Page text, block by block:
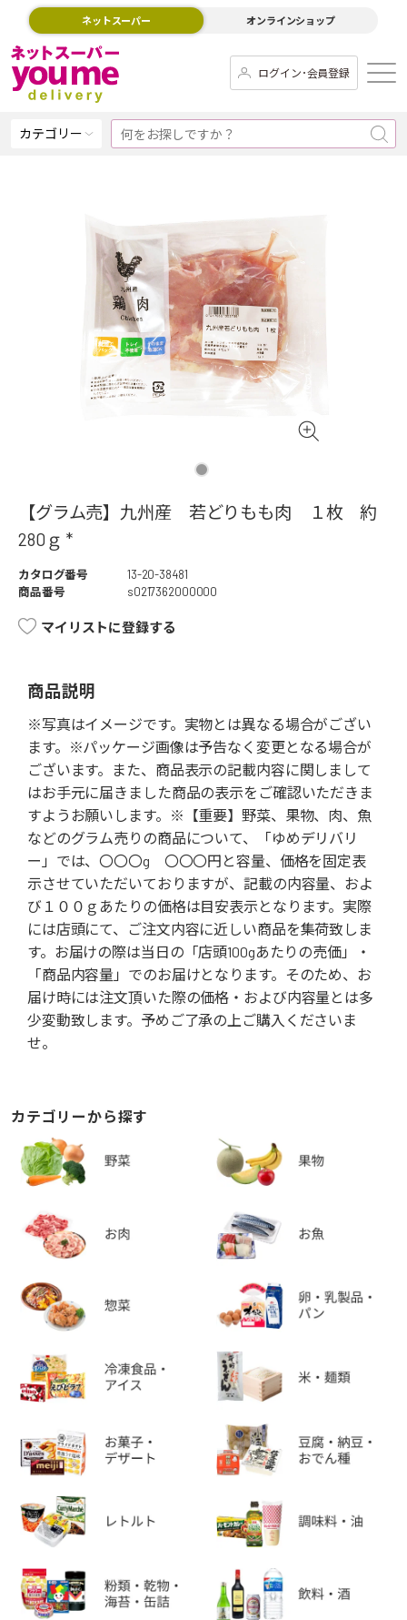
ネットスーパー オンラインショップ
ログイン･会員登録
カテゴリー
【グラム売】九州産 若どりもも肉 １枚 約
280ｇ *
カタログ番号
13-20-38481
商品番号
s0217362000000
マイリストに登録する
商品説明
※写真はイメージです。実物とは異なる場合がござい
ます。※パッケージ画像は予告なく変更となる場合が
ございます。また、商品表示の記載内容に関しまして
はお手元に届きました商品の表示をご確認いただきま
すようお願いします。※【重要】野菜、果物、肉、魚
などのグラム売りの商品について、「ゆめデリバリ
ー」では、〇〇〇g 〇〇〇円と容量、価格を固定表
示させていただいておりますが、記載の内容量、およ
び１００ｇあたりの価格は目安表示となります。実際
には店頭にて、ご注文内容に近しい商品を集荷致しま
す。お届けの際は当日の「店頭100gあたりの売価」・
「商品内容量」でのお届けとなります。そのため、お
届け時には注文頂いた際の価格・および内容量とは多
少変動致します。予めご了承の上ご購入くださいま
せ。
カテゴリーから探す